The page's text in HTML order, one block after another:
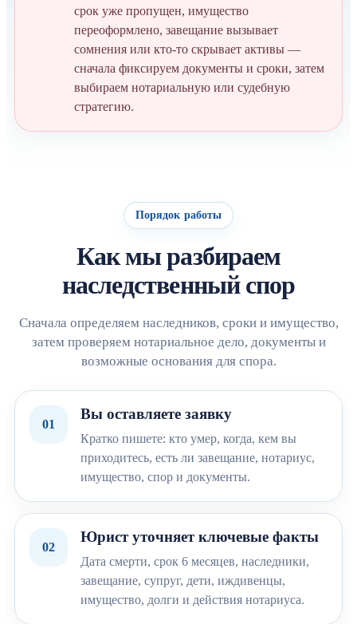
срок уже пропущен, имущество
переоформлено, завещание вызывает
сомнения или кто-то скрывает активы —
сначала фиксируем документы и сроки, затем
выбираем нотариальную или судебную
стратегию.
Порядок работы
Как мы разбираем
наследственный спор
Сначала определяем наследников, сроки и имущество,
затем проверяем нотариальное дело, документы и
возможные основания для спора.
01
Вы оставляете заявку
Кратко пишете: кто умер, когда, кем вы
приходитесь, есть ли завещание, нотариус,
имущество, спор и документы.
02
Юрист уточняет ключевые факты
Дата смерти, срок 6 месяцев, наследники,
завещание, супруг, дети, иждивенцы,
имущество, долги и действия нотариуса.